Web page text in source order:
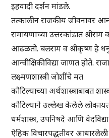
इहवादी दर्शन मांडले.
तत्कालीन राजकीय जीवनावर
रामायणाच्या उत्तरकांडात श्रीराम
आढळतो. बलराम व श्रीकृष्ण हे
आन्वीक्षिकीविद्या जाणत होते.
लक्ष्मणशास्त्री जोशींचे मत
कौटिल्याच्या अर्थशास्त्राबाबत
कौटिल्याने उल्लेख केलेले
धर्मशास्त्र, उपनिषदे आणि
ऐहिक विचारपद्धतीवर आधारलेली